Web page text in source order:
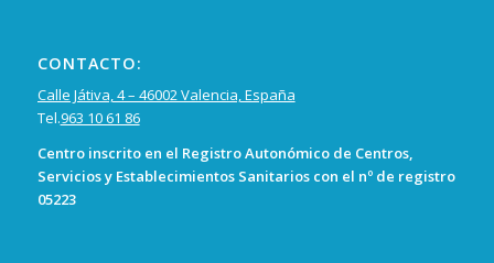
CONTACTO:
Calle Játiva, 4 – 46002 Valencia, España
Tel.963 10 61 86
Centro inscrito en el Registro Autonómico de Centros,
Servicios y Establecimientos Sanitarios con el nº de registro
05223